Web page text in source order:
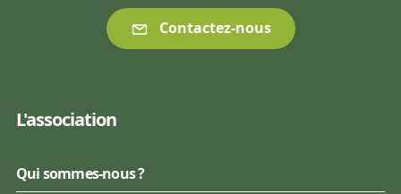
Contactez-nous
L'association
Qui sommes-nous ?